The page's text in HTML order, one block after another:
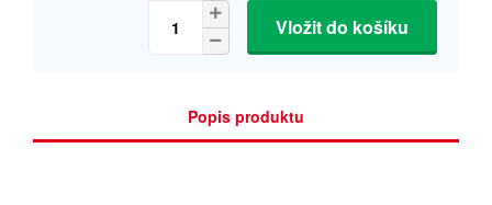
Vložit do košíku
Popis produktu